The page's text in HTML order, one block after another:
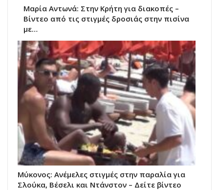
Μαρία Αντωνά: Στην Κρήτη για διακοπές –
Βίντεο από τις στιγμές δροσιάς στην πισίνα
με…
Μύκονος: Ανέμελες στιγμές στην παραλία για
Σλούκα, Βέσελι και Ντάνστον – Δείτε βίντεο